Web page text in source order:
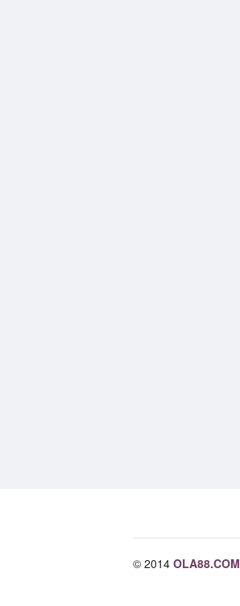
© 2014 OLA88.COM